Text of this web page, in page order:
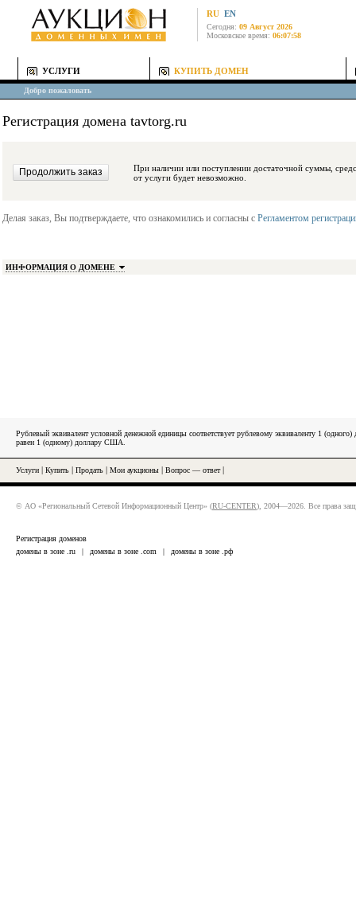
RU EN
Сегодня: 09 Август 2026
Московское время: 06:07:58
УСЛУГИ КУПИТЬ ДОМЕН
Добро пожаловать
Регистрация домена tavtorg.ru
При наличии или поступлении достаточной суммы, средства будут
от услуги будет невозможно.
Делая заказ, Вы подтверждаете, что ознакомились и согласны с Регламентом
ИНФОРМАЦИЯ О ДОМЕНЕ
Рублевый эквивалент условной денежной единицы соответствует рублевому эквиваленту 1
равен 1 (одному) доллару США.
Услуги Купить Продать Мои аукционы Вопрос — ответ|
© АО «Региональный Сетевой Информационный Центр» (RU-CENTER), 2004—2026. Все права
Регистрация доменов
домены в зоне .ru
| домены в зоне .com | домены в зоне .рф